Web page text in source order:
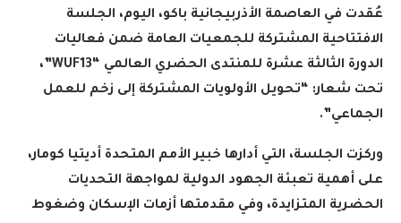
عُقدت في العاصمة الأذربيجانية باكو، اليوم، الجلسة
الافتتاحية المشتركة للجمعيات العامة ضمن فعاليات
الدورة الثالثة عشرة للمنتدى الحضري العالمي “WUF13”
،
تحت شعار: “تحويل الأولويات المشتركة إلى زخم للعمل
الجماعي”.
وركزت الجلسة، التي أدارها خبير الأمم المتحدة أديتيا كومار،
على أهمية تعبئة الجهود الدولية لمواجهة التحديات
الحضرية المتزايدة، وفي مقدمتها أزمات الإسكان وضغوط